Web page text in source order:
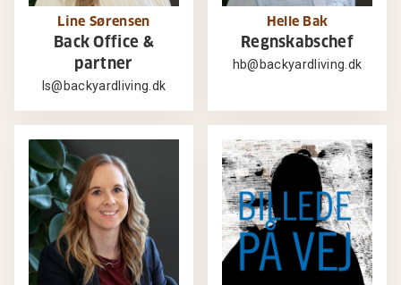
Line Sørensen
Back Office &
partner
ls@backyardliving.dk
Helle Bak
Regnskabschef
hb@backyardliving.dk